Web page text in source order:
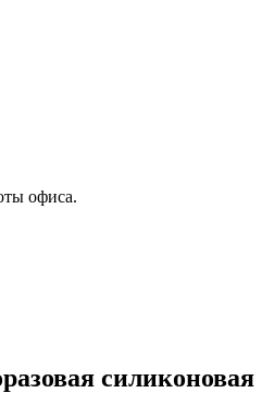
офиса.
силиконовая